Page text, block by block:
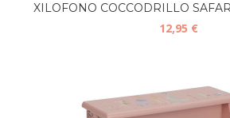
XILOFONO COCCODRILLO
12,95 €